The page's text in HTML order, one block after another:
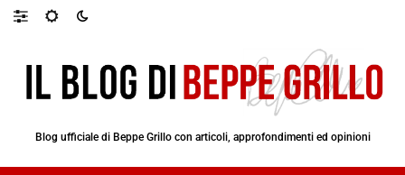
Blog ufficiale di Beppe Grillo con articoli, approfondimenti ed opinioni